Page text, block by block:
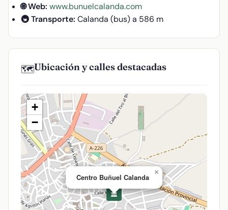
🌐 Web: www.bunuelcalanda.com
🚇 Transporte: Calanda (bus) a 586 m
🗺️Ubicación y calles destacadas
🏛️
Centro Buñuel Calanda
×
+
−